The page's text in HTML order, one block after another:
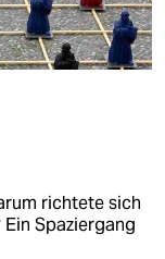
richtete sich
Spaziergang